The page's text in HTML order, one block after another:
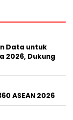
Data untuk
2026, Dukung
ASEAN 2026